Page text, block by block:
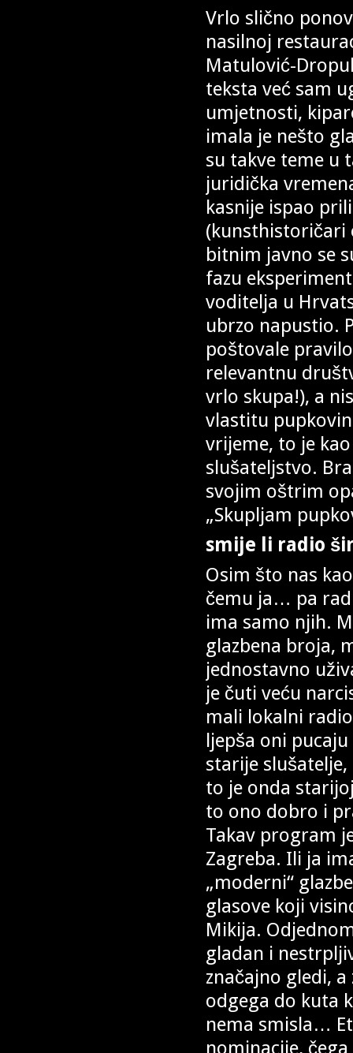
Vrlo slično
nasilnoj
Matulović-
teksta već sam
umjetnosti,
imala je nešto
su takve teme u
juridička
kasnije ispao
(kunsthistoričari
bitnim javno se
fazu
voditelja u
ubrzo napustio.
poštovale
relevantnu
vrlo skupa!), a
vlastitu
vrijeme, to je
slušateljstvo.
svojim oštrim
„Skupljam
smije li radio
Osim što nas
čemu ja… pa
ima samo njih.
glazbena broja,
jednostavno
je čuti veću
mali lokalni
ljepša oni
starije
to je onda
to ono dobro i
Takav program
Zagreba. Ili ja
„moderni“
glasove koji
Mikija.
gladan i
značajno gledi,
odgega do kuta
nema smisla…
nominacije,